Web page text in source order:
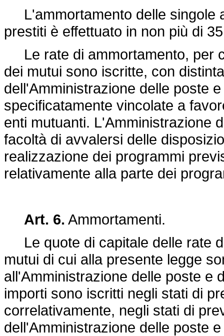
L'ammortamento delle singole
prestiti è effettuato in non più di
Le rate di ammortamento, per
dei mutui sono iscritte, con
dell'Amministrazione delle poste
specificatamente vincolate a
enti mutuanti. L'Amministrazione
facoltà di avvalersi delle
realizzazione dei programmi
relativamente alla parte dei
Art. 6. Ammortamenti.
Le quote di capitale delle rate
mutui di cui alla presente legge
all'Amministrazione delle poste e
importi sono iscritti negli stati di
correlativamente, negli stati di
dell'Amministrazione delle poste